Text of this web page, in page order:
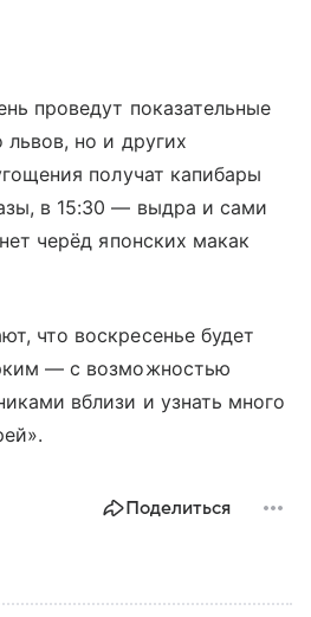
проведут показательные
но и других
получат капибары
в 15:30 — выдра и сами
черёд японских макак
что воскресенье будет
— с возможностью
вблизи и узнать много
Поделиться